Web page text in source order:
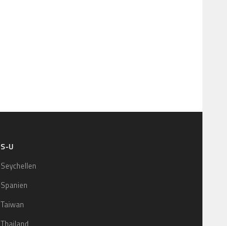
S-U
Seychellen
Spanien
Taiwan
Thailand